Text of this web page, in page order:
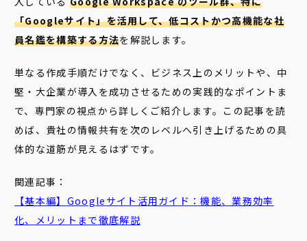
「Googleサイト」を活用して、低コストかつ高機能な社
員名鑑を構築する方法を解説します。
単なる作成手順だけでなく、ビジネス上のメリットや、中
堅・大企業が導入を成功させるための実践的なポイントま
で、専門家の視点から詳しくご紹介します。この記事を読
めば、貴社の情報共有を次のレベルへ引き上げるための具
体的な道筋が見えるはずです。
関連記事：
【基本編】 Google サイト 活用ガイド：機能、業務効率
化、メリットまで徹底解説